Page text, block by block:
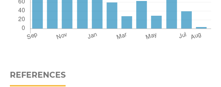
REFERENCES